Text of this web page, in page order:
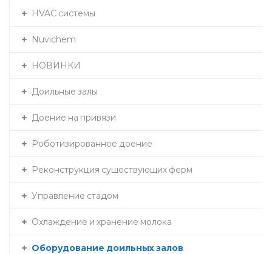
HVAC системы
Nuvichem
НОВИНКИ
Доильные залы
Доение на привязи
Роботизированное доение
Реконструкция существующих ферм
Управление стадом
Охлаждение и хранение молока
Оборудование доильных залов